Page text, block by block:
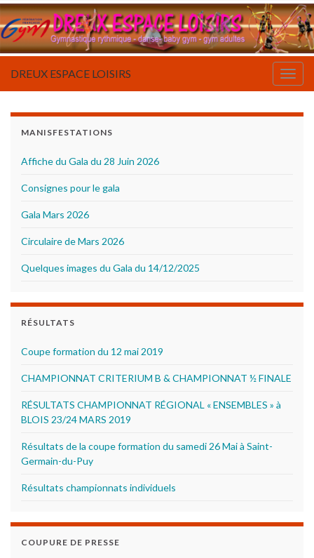
DREUX ESPACE LOISIRS
MANISFESTATIONS
Affiche du Gala du 28 Juin 2026
Consignes pour le gala
Gala Mars 2026
Circulaire de Mars 2026
Quelques images du Gala du 14/12/2025
RÉSULTATS
Coupe formation du 12 mai 2019
CHAMPIONNAT CRITERIUM B & CHAMPIONNAT ½ FINALE
RÉSULTATS CHAMPIONNAT RÉGIONAL « ENSEMBLES » à
BLOIS 23/24 MARS 2019
Résultats de la coupe formation du samedi 26 Mai à Saint-
Germain-du-Puy
Résultats championnats individuels
COUPURE DE PRESSE